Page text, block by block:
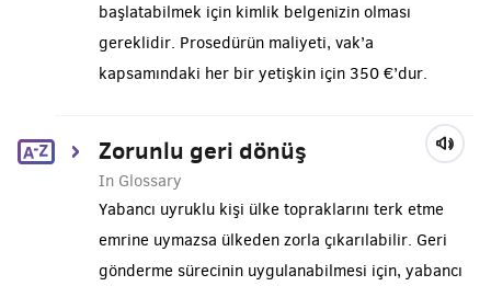
başlatabilmek için kimlik belgenizin olması
gereklidir. Prosedürün maliyeti, vak’a
kapsamındaki her bir yetişkin için 350 €’dur.
Zorunlu geri dönüş
In Glossary
Yabancı uyruklu kişi ülke topraklarını terk etme
emrine uymazsa ülkeden zorla çıkarılabilir. Geri
gönderme sürecinin uygulanabilmesi için, yabancı